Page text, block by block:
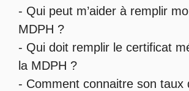
- Qui peut m’aider à remplir
MDPH ?
- Qui doit remplir le certificat
la MDPH ?
- Comment connaitre son taux